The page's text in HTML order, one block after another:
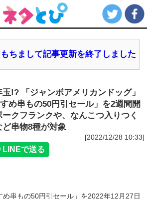
ちまして記事更新を終了しました
!? 「ジャンボアメリカンドッグ」
め串もの50円引セール」を2週間開
クフランクや、なんこつ入りつく
串物8種が対象
[2022/12/28 10:33]
串もの50円引セール」を2022年12月27日